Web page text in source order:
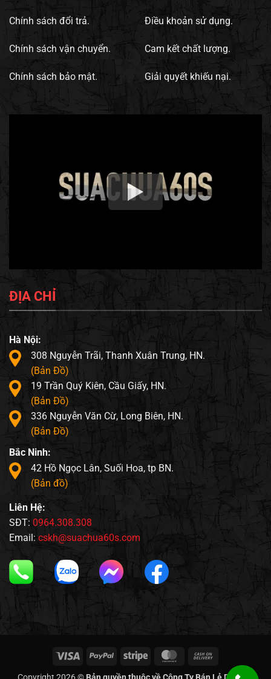
Chính sách đổi trả.
Chính sách vận chuyển.
Chính sách bảo mật.
Điều khoản sử dụng.
Cam kết chất lượng.
Giải quyết khiếu nại.
ĐỊA CHỈ
Hà Nội:
308 Nguyễn Trãi, Thanh Xuân Trung, HN.
(Bản Đồ)
19 Trần Quý Kiên, Cầu Giấy, HN.
(Bản Đồ)
336 Nguyễn Văn Cừ, Long Biên, HN.
(Bản Đồ)
Bắc Ninh:
42 Hồ Ngọc Lân, Suối Hoa, tp BN.
(Bản đồ)
Liên Hệ:
SĐT: 0964.308.308
Email: cskh@suachua60s.com
Visa PayPal Stripe MasterCard